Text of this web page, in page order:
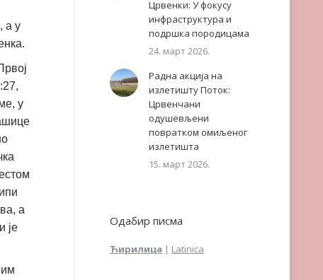
а у
у
а
је
Црвенки: У фокусу
инфраструктура и
подршка породицама
24. март 2026.
Радна акција на
излетишту Поток:
Црвенчани
одушевљени
повратком омиљеног
излетишта
15. март 2026.
Одабир писма
Ћирилица | Latinica